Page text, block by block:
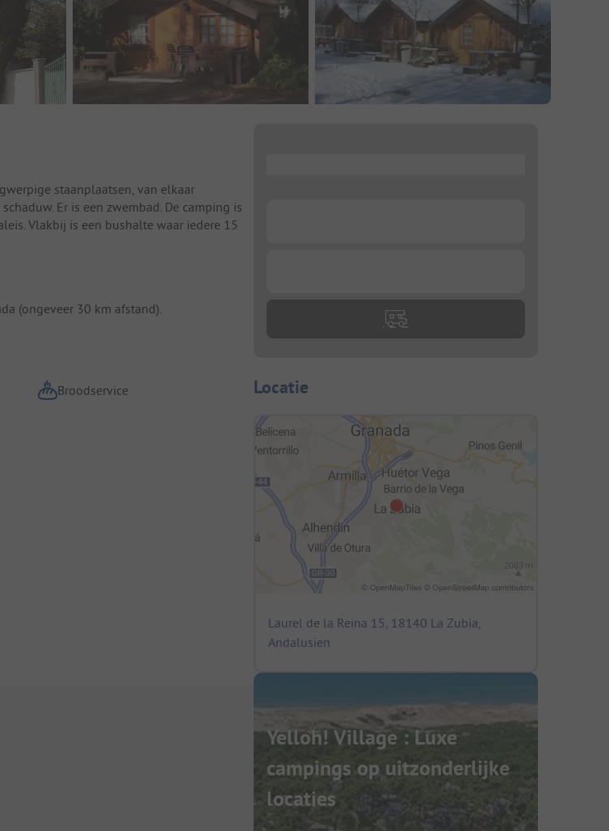
staanplaatsen, van elkaar
Er is een zwembad. De camping is
Vlakbij is een bushalte waar iedere 15
(ongeveer 30 km afstand).
Broodservice
Locatie
Laurel de la Reina 15, 18140 La Zubia,
Andalusien
Yelloh! Village : Luxe
campings op uitzonderlijke
locaties